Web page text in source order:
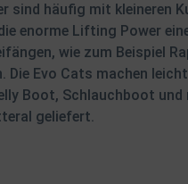
sind häufig mit kleineren
enorme Lifting Power
wie zum Beispiel
Die Evo Cats machen
Boot, Schlauchboot
geliefert.